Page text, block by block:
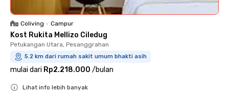
Coliving • Campur
Kost Rukita Mellizo Ciledug
Petukangan Utara, Pesanggrahan
5.2 km dari rumah sakit umum bhakti asih
mulai dari Rp2.218.000 /bulan
Lihat info lebih banyak